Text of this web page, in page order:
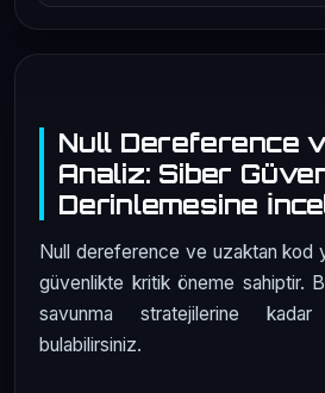
Null Dereference
Analiz: Siber
Derinlemesine
Null dereference ve uzaktan kod
güvenlikte kritik öneme sahiptir.
savunma stratejilerine kadar
bulabilirsiniz.